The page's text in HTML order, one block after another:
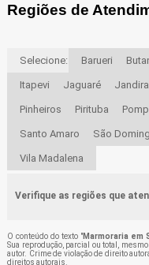
Regiões de
Selecione: Barueri
Itapevi Jaguaré Jandira
Pinheiros Pirituba
Santo Amaro São
Vila Madalena
Verifique as regiões que
O conteúdo do texto "Marmoraria em
Sua reprodução, parcial ou total,
autor. Crime de violação de direito
direitos autorais.